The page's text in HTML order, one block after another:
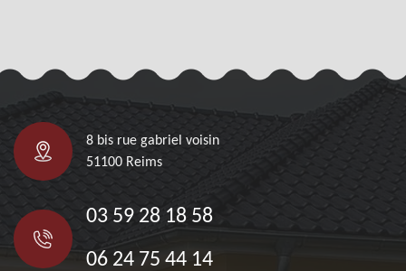
8 bis rue gabriel voisin
51100 Reims
03 59 28 18 58
06 24 75 44 14